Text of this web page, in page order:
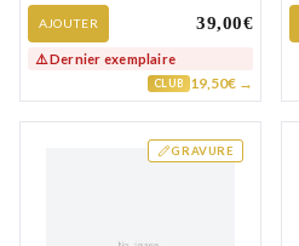
AJOUTER 39,00€
⚠️ Dernier exemplaire
CLUB 19,50€ →
GRAVURE